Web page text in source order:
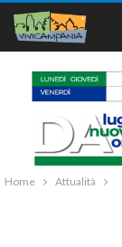
Home Attualità